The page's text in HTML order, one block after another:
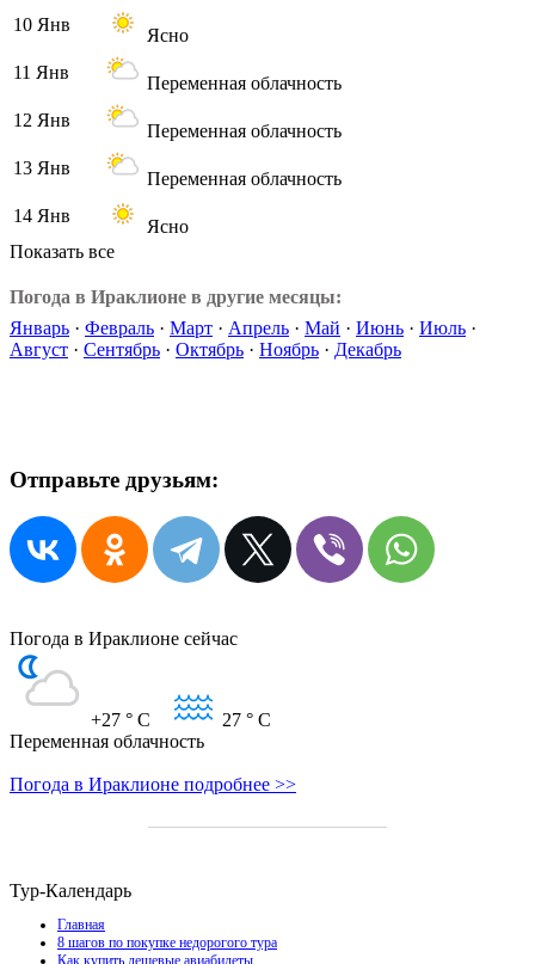
10 Янв
Ясно
11 Янв
Переменная облачность
12 Янв
Переменная облачность
13 Янв
Переменная облачность
14 Янв
Ясно
Показать все
Погода в Ираклионе в другие месяцы:
Январь · Февраль · Март · Апрель · Май · Июнь · Июль ·
Август · Сентябрь · Октябрь · Ноябрь · Декабрь
Отправьте друзьям:
Погода в Ираклионе сейчас
+27 ° C 27 ° C
Переменная облачность
Погода в Ираклионе подробнее >>
Тур-Календарь
Главная
8 шагов по покупке недорогого тура
Как купить дешевые авиабилеты